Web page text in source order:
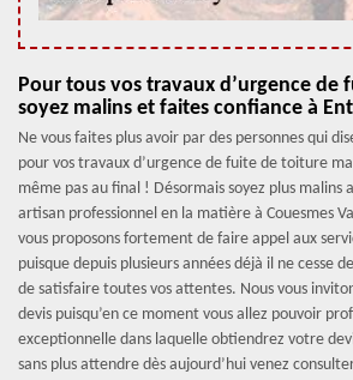
Pour tous vos travaux d’urgence de
soyez malins et faites confiance à
Ne vous faites plus avoir par des personnes qui
pour vos travaux d’urgence de fuite de toiture
même pas au final ! Désormais soyez plus malins
artisan professionnel en la matière à Couesmes
vous proposons fortement de faire appel aux
puisque depuis plusieurs années déjà il ne cesse
de satisfaire toutes vos attentes. Nous vous
devis puisqu’en ce moment vous allez pouvoir
exceptionnelle dans laquelle obtiendrez votre
sans plus attendre dès aujourd’hui venez